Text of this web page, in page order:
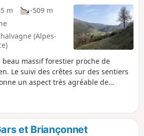
m
-509 m
(Alpes-
beau massif forestier proche de
Le suivi des crêtes sur des sentiers
un aspect très agréable de
et Briançonnet